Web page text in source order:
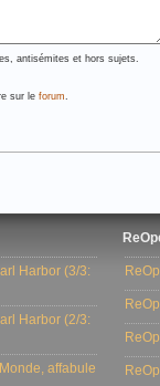
antisémites et hors sujets.
sur le forum.
Harbor (3/3:
Harbor (2/3:
affabule